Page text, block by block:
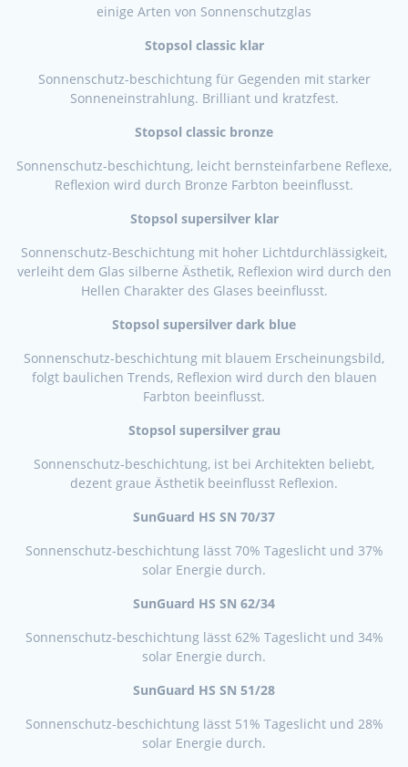
einige Arten von Sonnenschutzglas
Stopsol classic klar
Sonnenschutz-beschichtung für Gegenden mit starker
Sonneneinstrahlung. Brilliant und kratzfest.
Stopsol classic bronze
Sonnenschutz-beschichtung, leicht bernsteinfarbene Reflexe,
Reflexion wird durch Bronze Farbton beeinflusst.
Stopsol supersilver klar
Sonnenschutz-Beschichtung mit hoher Lichtdurchlässigkeit,
verleiht dem Glas silberne Ästhetik, Reflexion wird durch den
Hellen Charakter des Glases beeinflusst.
Stopsol supersilver dark blue
Sonnenschutz-beschichtung mit blauem Erscheinungsbild,
folgt baulichen Trends, Reflexion wird durch den blauen
Farbton beeinflusst.
Stopsol supersilver grau
Sonnenschutz-beschichtung, ist bei Architekten beliebt,
dezent graue Ästhetik beeinflusst Reflexion.
SunGuard HS SN 70/37
Sonnenschutz-beschichtung lässt 70% Tageslicht und 37%
solar Energie durch.
SunGuard HS SN 62/34
Sonnenschutz-beschichtung lässt 62% Tageslicht und 34%
solar Energie durch.
SunGuard HS SN 51/28
Sonnenschutz-beschichtung lässt 51% Tageslicht und 28%
solar Energie durch.